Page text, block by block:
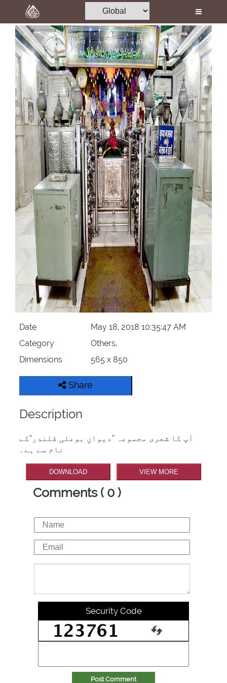
Home
Al-Quran
Books
Media
Madani Channel
Volunteer Portal
Rohani Ilaj
Blog
Magazine
Departments
Our Websites
Date
May 18, 2018 10:35:47 AM
Category
Others,
Dimensions
565 x 850
Share
Description
آپ کا شعری مجموعہ ”دیوانِ بوعلی قلندر“کے
نام سے ہے۔
DOWNLOAD VIEW MORE
Comments ( 0 )
Security Code
Post Comment